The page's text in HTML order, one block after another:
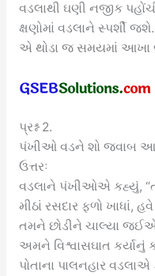
વડલાથી ઘણી નજીક
ક્ષણોમાં વડલાને
એ થોડા જ સમયમાં આખા
પ્રશ્ન 2.
પંખીઓ વડને શો જવાબ
ઉત્તરઃ
વડલાને પંખીઓએ કહ્યું,
મીઠાં રસદાર ફળો ખાધાં,
તમને છોડીને ચાલ્યા
અમને વિશ્વાસઘાત
પોતાના પાલનહાર